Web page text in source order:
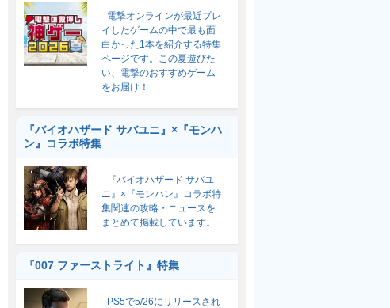
電撃オンラインが最近プレ
イしたゲームの中で最も面
白かった1本を紹介する特集
ページです。この夏遊びた
い、電撃のおすすめゲーム
をお届け！
『バイオハザード サバユニ』×『モンハ
ン』コラボ特集
『バイオハザード サバユ
ニ』×『モンハン』コラボ特
集関連の攻略・ニュースを
まとめて掲載しています。
『007 ファーストライト』特集
PS5で5/26にリリースされ